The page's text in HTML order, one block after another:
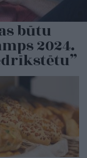
būtu
2024.